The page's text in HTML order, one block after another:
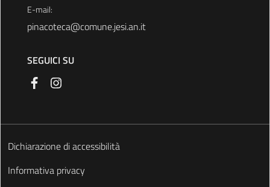
E-mail:
pinacoteca@comune.jesi.an.it
SEGUICI SU
Dichiarazione di accessibilità
Informativa privacy